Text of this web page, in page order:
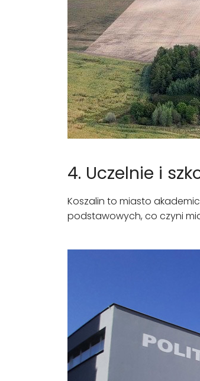
4. Uczelnie i
Koszalin to miasto
podstawowych, co czyni